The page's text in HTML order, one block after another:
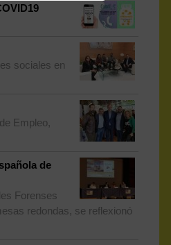
sociales en
Empleo,
de
Forenses
redondas, se reflexionó